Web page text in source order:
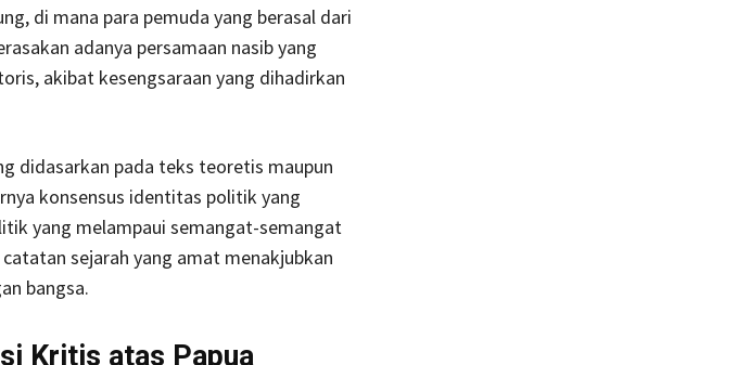
di mana para pemuda yang berasal dari
adanya persamaan nasib yang
akibat kesengsaraan yang dihadirkan
didasarkan pada teks teoretis maupun
konsensus identitas politik yang
yang melampaui semangat-semangat
sejarah yang amat menakjubkan
bangsa.
Kritis atas Papua